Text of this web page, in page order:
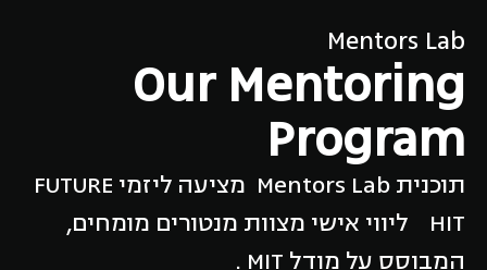
Mentors Lab
Our Mentoring
Program
תוכנית Mentors Lab מציעה ליזמי FUTURE
HIT ליווי אישי מצוות מנטורים מומחים,
המבוסס על מודל MIT .